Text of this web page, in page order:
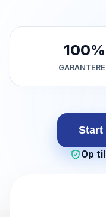
100%
Start
Op